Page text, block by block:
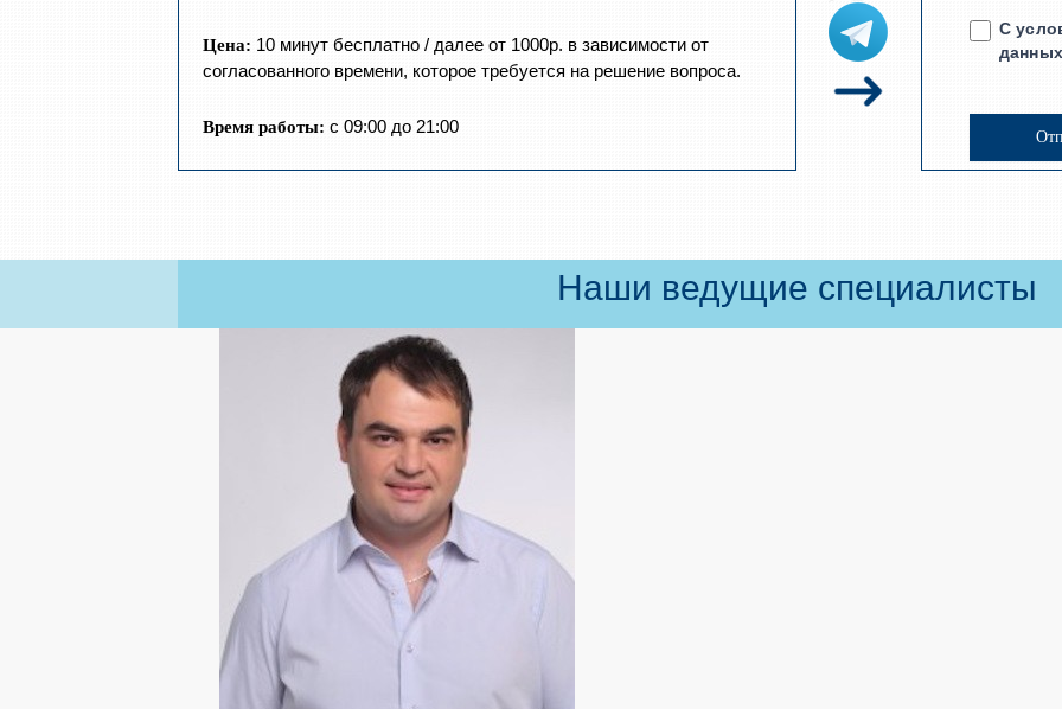
Цена: 10 минут бесплатно / далее от 1000р. в зависимости от
согласованного времени, которое требуется на решение вопроса.
Время работы: с 09:00 до 21:00
С
Наши ведущие специалисты